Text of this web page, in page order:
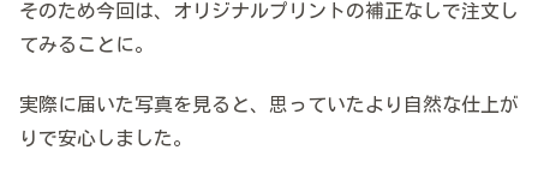
そのため今回は、オリジナルプリントの補正なしで注文し
てみることに。
実際に届いた写真を見ると、思っていたより自然な仕上が
りで安心しました。